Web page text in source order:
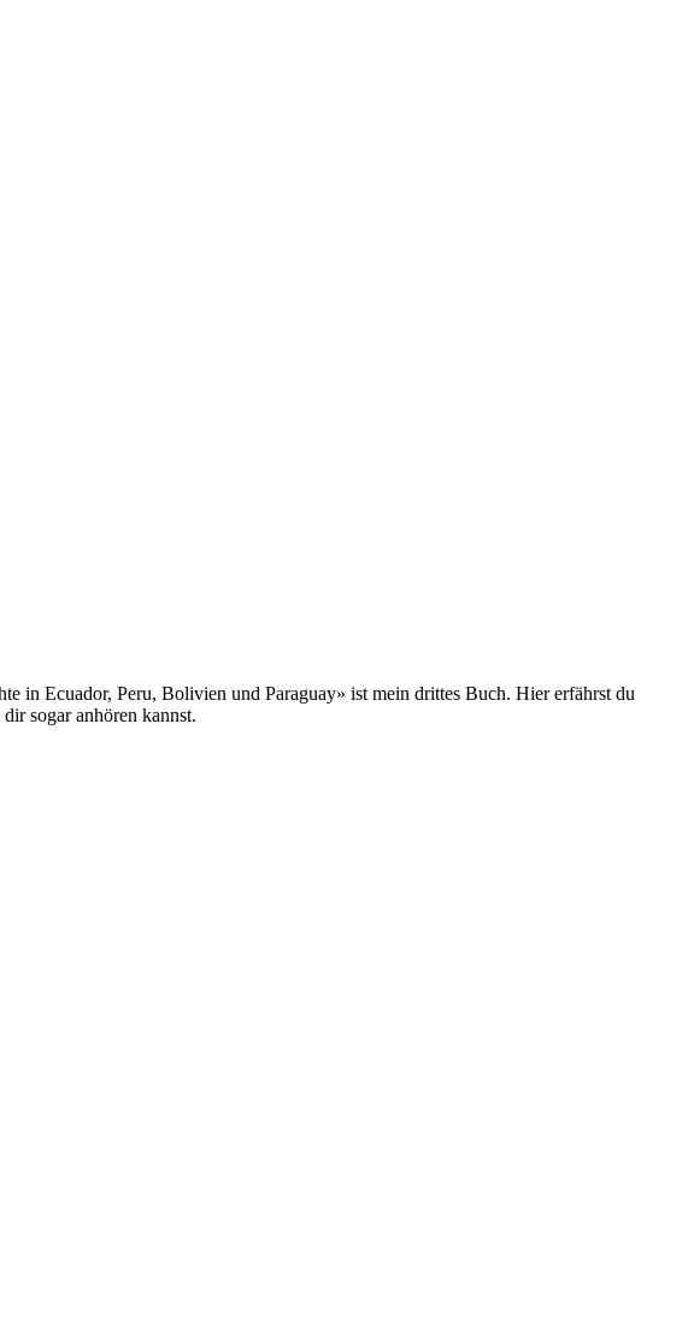
in Ecuador, Peru, Bolivien und Paraguay» ist mein drittes Buch. Hier erfährst du
sogar anhören kannst.